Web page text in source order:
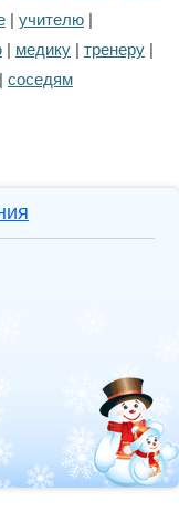
| учителю|
| медику| тренеру|
соседям